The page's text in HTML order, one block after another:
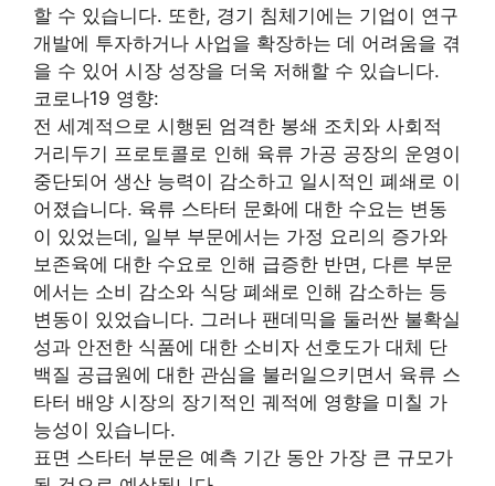
할 수 있습니다. 또한, 경기 침체기에는 기업이 연구
개발에 투자하거나 사업을 확장하는 데 어려움을 겪
을 수 있어 시장 성장을 더욱 저해할 수 있습니다.
코로나19 영향:
전 세계적으로 시행된 엄격한 봉쇄 조치와 사회적
거리두기 프로토콜로 인해 육류 가공 공장의 운영이
중단되어 생산 능력이 감소하고 일시적인 폐쇄로 이
어졌습니다. 육류 스타터 문화에 대한 수요는 변동
이 있었는데, 일부 부문에서는 가정 요리의 증가와
보존육에 대한 수요로 인해 급증한 반면, 다른 부문
에서는 소비 감소와 식당 폐쇄로 인해 감소하는 등
변동이 있었습니다. 그러나 팬데믹을 둘러싼 불확실
성과 안전한 식품에 대한 소비자 선호도가 대체 단
백질 공급원에 대한 관심을 불러일으키면서 육류 스
타터 배양 시장의 장기적인 궤적에 영향을 미칠 가
능성이 있습니다.
표면 스타터 부문은 예측 기간 동안 가장 큰 규모가